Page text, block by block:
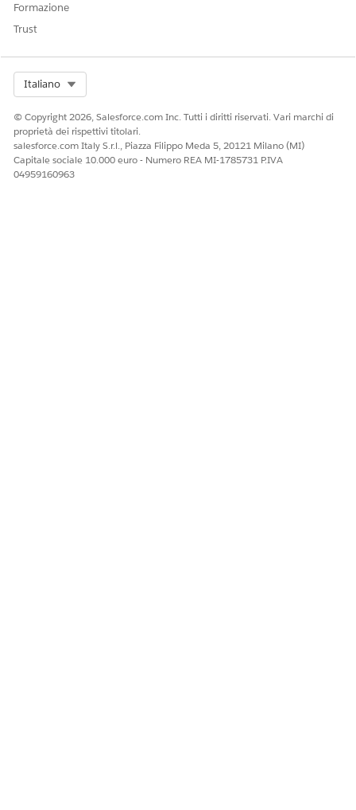
Formazione
Trust
Italiano
© Copyright 2026, Salesforce.com Inc. Tutti i diritti riservati. Vari marchi di
proprietà dei rispettivi titolari.
salesforce.com Italy S.r.l., Piazza Filippo Meda 5, 20121 Milano (MI)
Capitale sociale 10.000 euro - Numero REA MI-1785731 P.IVA
04959160963